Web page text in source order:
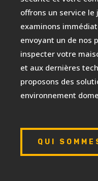
offrons un service le
examinons
envoyant un de nos
inspecter votre
et aux dernières
proposons des
environnement
QUI